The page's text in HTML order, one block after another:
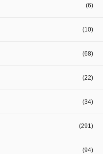
(6)
(10)
(68)
(22)
(34)
(291)
(94)